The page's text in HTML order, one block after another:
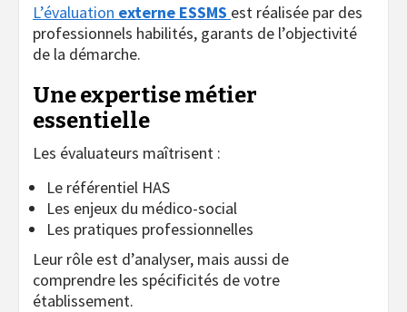
L’évaluation externe ESSMS est réalisée par des
professionnels habilités, garants de l’objectivité
de la démarche.
Une expertise métier
essentielle
Les évaluateurs maîtrisent :
Le référentiel HAS
Les enjeux du médico-social
Les pratiques professionnelles
Leur rôle est d’analyser, mais aussi de
comprendre les spécificités de votre
établissement.